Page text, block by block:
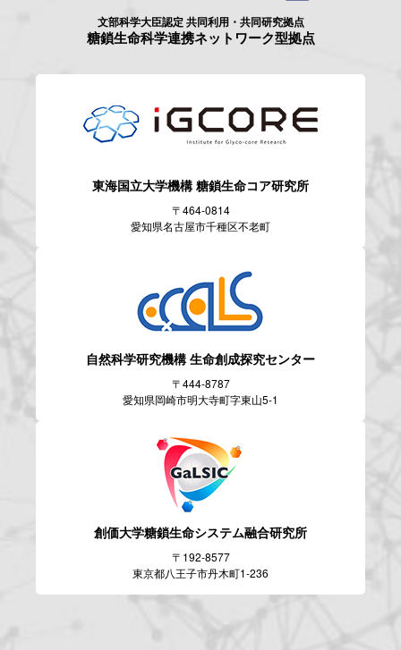
文部科学大臣認定 共同利用・共同研究拠点
糖鎖生命科学連携ネットワーク型拠点
東海国立大学機構糖鎖生命コア研究所
〒464-0814
愛知県名古屋市千種区不老町
自然科学研究機構生命創成探究センター
〒444-8787
愛知県岡崎市明大寺町字東山5-1
創価大学糖鎖生命システム融合研究所
〒192-8577
東京都八王子市丹木町1-236